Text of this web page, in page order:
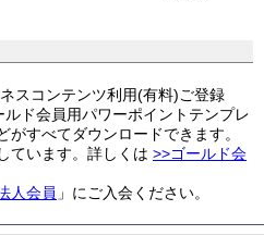
スコンテンツ利用(有料)ご登録
ド会員用パワーポイントテンプレ
すべてダウンロードできます。
ています。詳しくは >>ゴールド会
人会員 」にご入会ください。